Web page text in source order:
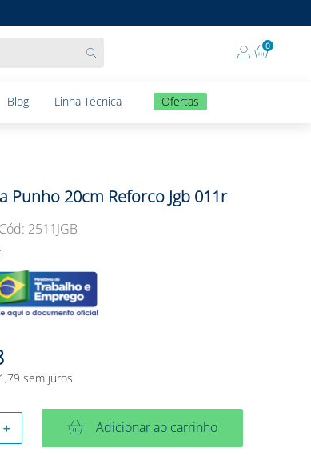
0
Blog Linha Técnica Ofertas
Punho 20cm Reforco Jgb 011r
: 2511JGB
,79 sem juros
＋ Adicionar ao carrinho